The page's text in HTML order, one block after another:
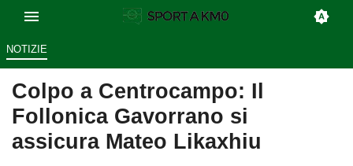
NOTIZIE
Colpo a Centrocampo: Il
Follonica Gavorrano si
assicura Mateo Likaxhiu